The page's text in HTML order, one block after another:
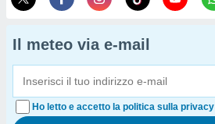
Il meteo via e-mail
Ho letto e accetto la politica sulla privacy